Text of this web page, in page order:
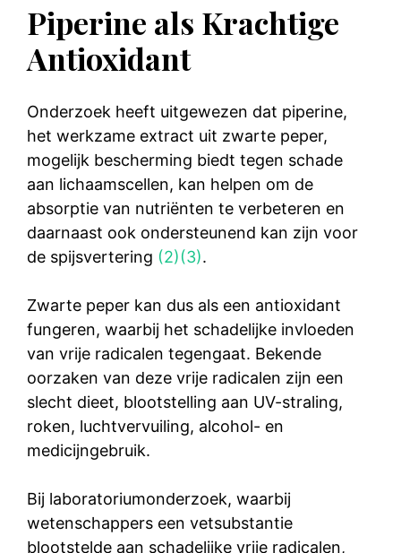
Piperine als Krachtige
Antioxidant
Onderzoek heeft uitgewezen dat piperine,
het werkzame extract uit zwarte peper,
mogelijk bescherming biedt tegen schade
aan lichaamscellen, kan helpen om de
absorptie van nutriënten te verbeteren en
daarnaast ook ondersteunend kan zijn voor
de spijsvertering (2)(3).
Zwarte peper kan dus als een antioxidant
fungeren, waarbij het schadelijke invloeden
van vrije radicalen tegengaat. Bekende
oorzaken van deze vrije radicalen zijn een
slecht dieet, blootstelling aan UV-straling,
roken, luchtvervuiling, alcohol- en
medicijngebruik.
Bij laboratoriumonderzoek, waarbij
wetenschappers een vetsubstantie
blootstelde aan schadelijke vrije radicalen,